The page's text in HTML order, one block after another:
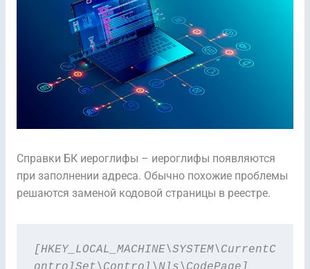
Cправки БК иероглифы – иероглифы появляются
при заполнении адреса. Обычно похожие проблемы
решаются заменой кодовой страницы в реестре.
[HKEY_LOCAL_MACHINE\SYSTEM\CurrentC